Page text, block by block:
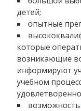
детей;
опытные
которые
возникающие
информируют
учебном
возможность